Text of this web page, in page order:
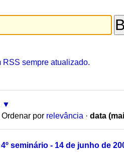
RSS sempre atualizado.
Ordenar por relevância · data
seminário - 14 de junho de